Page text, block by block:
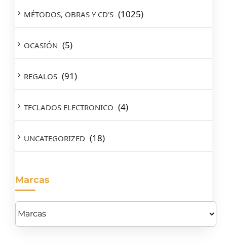
MÉTODOS, OBRAS Y CD'S (1025)
OCASIÓN (5)
REGALOS (91)
TECLADOS ELECTRONICO (4)
UNCATEGORIZED (18)
Marcas